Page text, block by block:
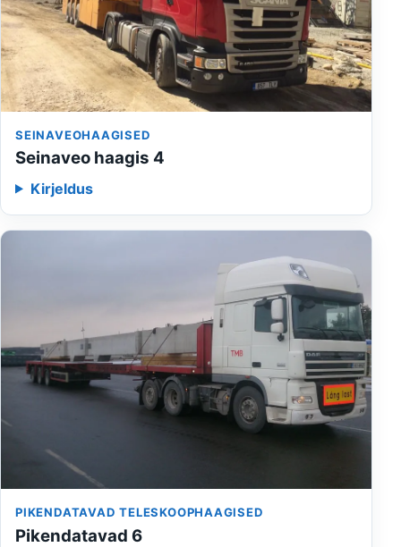
SEINAVEOHAAGISED
Seinaveo haagis 4
Kirjeldus
PIKENDATAVAD TELESKOOPHAAGISED
Pikendatavad 6